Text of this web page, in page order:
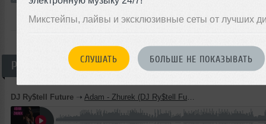
Микстейпы, лайвы и эксклюзивные сеты от лучших
СЛУШАТЬ БОЛЬШЕ НЕ ПОКАЗЫВАТЬ
Ремиксы
DJ Ry$tell Future ➝ Adam - Zhurek (DJ Ry$tell Future deep house remix 2024)